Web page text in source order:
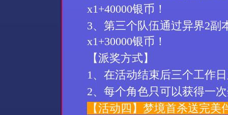
x1+40000银币 ！
3、第三个队伍通过异界2副
x1+30000银币 ！
【派奖方式】
1、 在活动结束后三个工作
2、 每个角色只可以获得一
【活动四 】 梦境首杀送完美